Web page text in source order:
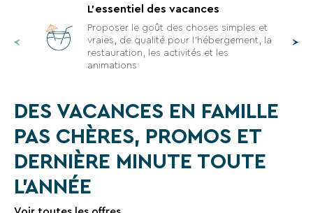
L'essentiel des vacances
Proposer le goût des choses simples et
vraies, de qualité pour l'hébergement, la
restauration, les activités et les
animations
DES VACANCES EN FAMILLE
PAS CHÈRES, PROMOS ET
DERNIÈRE MINUTE TOUTE
L'ANNÉE
not
to
the
visitor.
The
website
owner
offres
des
bons
plans
pour
vos
vacances